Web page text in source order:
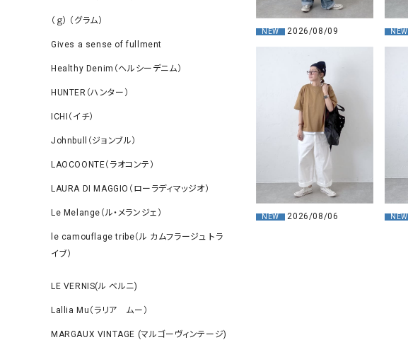
（ｇ） （グラム）
Gives a sense of fullment
Healthy Denim（ヘルシーデニム）
HUNTER（ハンター）
ICHI（イチ）
Johnbull（ジョンブル）
LAOCOONTE（ラオコンテ）
LAURA DI MAGGIO（ローラディマッジオ）
Le Melange（ル・メランジェ）
le camouflage tribe（ル カムフラージュ トラ
イブ）
LE VERNIS(ル ベルニ)
Lallia Mu（ラリア ムー）
MARGAUX VINTAGE (マルゴーヴィンテージ)
NEW 2026/08/09 NEW
NEW 2026/08/06 NEW